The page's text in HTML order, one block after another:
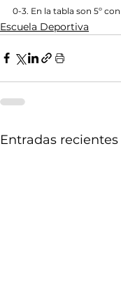
0-3. En la tabla son 5º
Escuela Deportiva
Entradas recientes